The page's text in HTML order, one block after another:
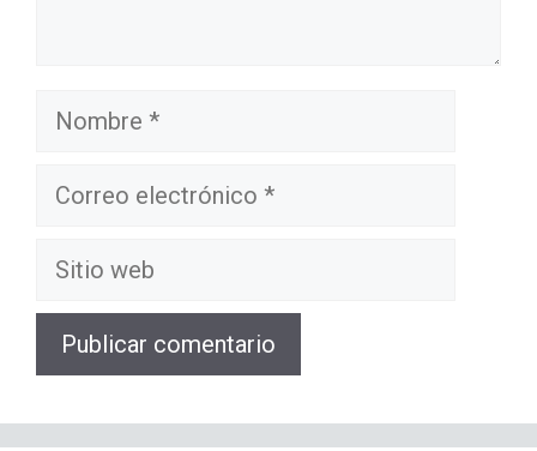
Nombre
Correo
Sitio